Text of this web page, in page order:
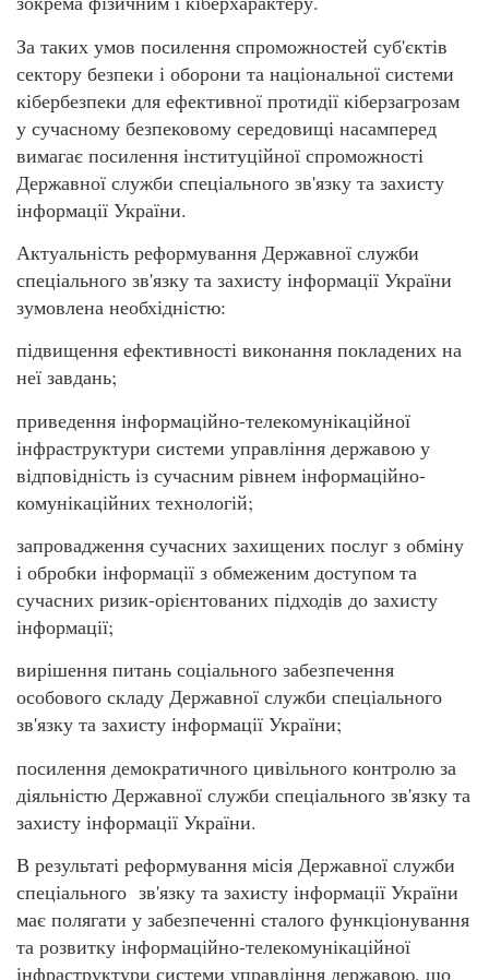
За таких умов посилення спроможностей суб'єктів
сектору безпеки і оборони та національної системи
кібербезпеки для ефективної протидії кіберзагрозам
у сучасному безпековому середовищі насамперед
вимагає посилення інституційної спроможності
Державної служби спеціального зв'язку та захисту
інформації України.
Актуальність реформування Державної служби
спеціального зв'язку та захисту інформації України
зумовлена необхідністю:
підвищення ефективності виконання покладених на
неї завдань;
приведення інформаційно-телекомунікаційної
інфраструктури системи управління державою у
відповідність із сучасним рівнем інформаційно-
комунікаційних технологій;
запровадження сучасних захищених послуг з обміну
і обробки інформації з обмеженим доступом та
сучасних ризик-орієнтованих підходів до захисту
інформації;
вирішення питань соціального забезпечення
особового складу Державної служби спеціального
зв'язку та захисту інформації України;
посилення демократичного цивільного контролю за
діяльністю Державної служби спеціального зв'язку та
захисту інформації України.
В результаті реформування місія Державної служби
спеціального зв'язку та захисту інформації України
має полягати у забезпеченні сталого функціонування
та розвитку інформаційно-телекомунікаційної
інфраструктури системи управління державою, що